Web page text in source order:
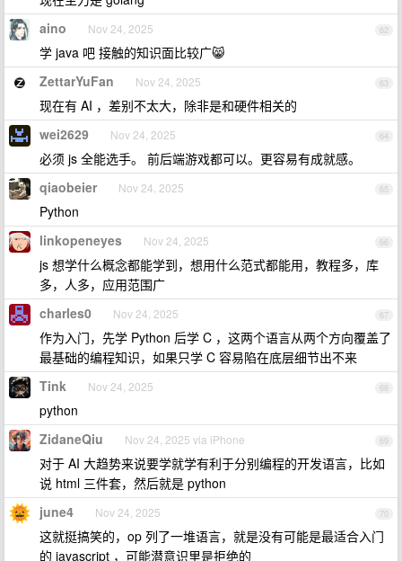
62
aino Nov 24, 2025
学 java 吧 接触的知识面比较广😸
63
ZettarYuFan Nov 24, 2025
现在有 AI ，差别不太大，除非是和硬件相关的
64
wei2629 Nov 24, 2025
必须 js 全能选手。 前后端游戏都可以。更容易有成就感。
65
qiaobeier Nov 24, 2025
Python
66
linkopeneyes Nov 24, 2025
js 想学什么概念都能学到，想用什么范式都能用，教程多，库
多，人多，应用范围广
67
charles0 Nov 24, 2025
作为入门，先学 Python 后学 C ，这两个语言从两个方向覆盖了
最基础的编程知识，如果只学 C 容易陷在底层细节出不来
68
Tink Nov 24, 2025
python
69
ZidaneQiu Nov 24, 2025 via iPhone
对于 AI 大趋势来说要学就学有利于分别编程的开发语言，比如
说 html 三件套，然后就是 python
70
june4 Nov 24, 2025
这就挺搞笑的，op 列了一堆语言，就是没有可能是最适合入门
的 javascript ，可能潜意识里是拒绝的